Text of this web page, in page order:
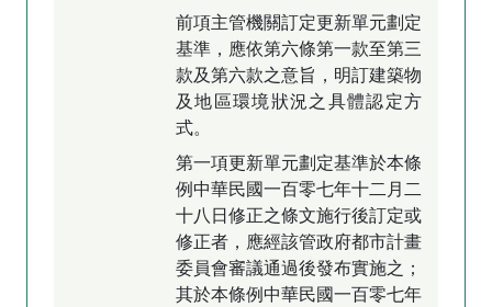
前項主管機關訂定更新單元劃定
基準，應依第六條第一款至第三
款及第六款之意旨，明訂建築物
及地區環境狀況之具體認定方
式。
第一項更新單元劃定基準於本條
例中華民國一百零七年十二月二
十八日修正之條文施行後訂定或
修正者，應經該管政府都市計畫
委員會審議通過後發布實施之；
其於本條例中華民國一百零七年